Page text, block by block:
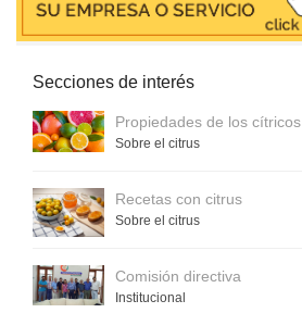
Secciones de interés
Propiedades de los cítricos
Sobre el citrus
Recetas con citrus
Sobre el citrus
Comisión directiva
Institucional